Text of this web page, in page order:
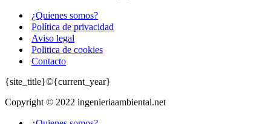
¿Quienes somos?
Política de privacidad
Aviso legal
Politica de cookies
Contacto
{site_title}©{current_year}
Copyright © 2022 ingenieriaambiental.net